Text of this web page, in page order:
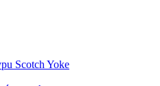
Scotch Yoke